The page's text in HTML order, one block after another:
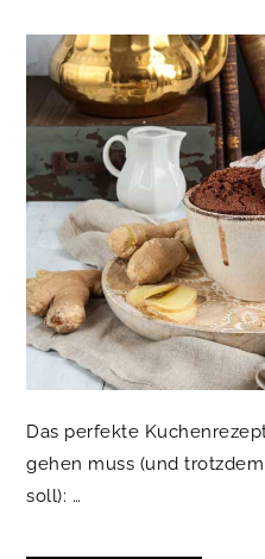
Das perfekte
gehen muss (und
soll): …